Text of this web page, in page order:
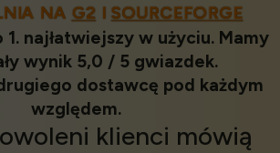
NA G2 I SOURCEFORGE
najłatwiejszy w użyciu. Mamy
wynik 5,0 / 5 gwiazdek.
dostawcę pod każdym
względem.
klienci mówią